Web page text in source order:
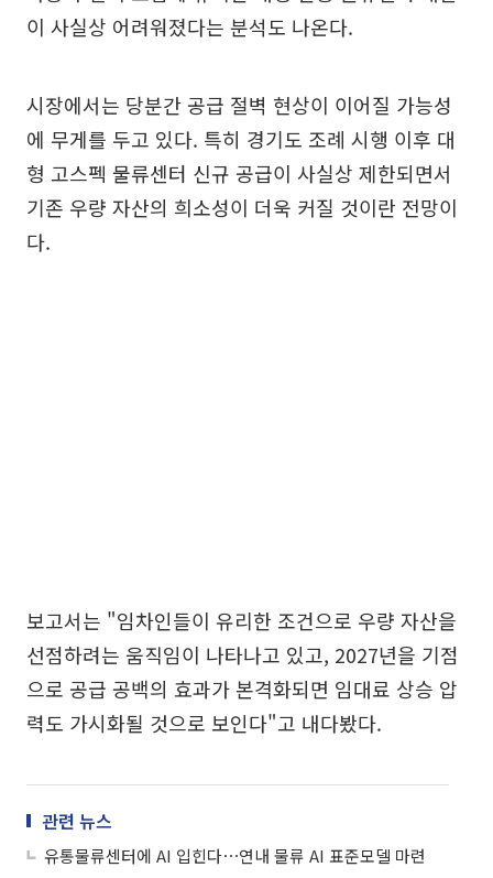
이 사실상 어려워졌다는 분석도 나온다.
시장에서는 당분간 공급 절벽 현상이 이어질 가능성
에 무게를 두고 있다. 특히 경기도 조례 시행 이후 대
형 고스펙 물류센터 신규 공급이 사실상 제한되면서
기존 우량 자산의 희소성이 더욱 커질 것이란 전망이
다.
보고서는 "임차인들이 유리한 조건으로 우량 자산을
선점하려는 움직임이 나타나고 있고, 2027년을 기점
으로 공급 공백의 효과가 본격화되면 임대료 상승 압
력도 가시화될 것으로 보인다"고 내다봤다.
관련 뉴스
유통물류센터에 AI 입힌다⋯연내 물류 AI 표준모델 마련